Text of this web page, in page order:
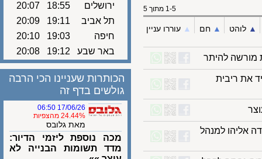
לוהט ▲︎ חם ▲︎ עוררו עניין
להיתר
ריבית
למנהל
ירושלים
18:55
20:07
תל אביב
19:11
20:09
חיפה
19:03
20:10
באר שבע
19:12
20:08
הכותרות שעניינו הכי הרבה
גולשים בדף זה
17/06/26 06:50
24.44% מהצפיות
מאת גלובס
מכה נוספת ליזמי הדיור:
מדד תשומות הבנייה לא